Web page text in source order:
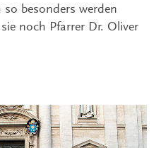
besonders werden
noch Pfarrer Dr. Oliver